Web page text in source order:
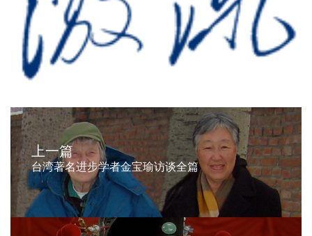
上一篇
台湾著名进步学者金宝瑜访谈全篇